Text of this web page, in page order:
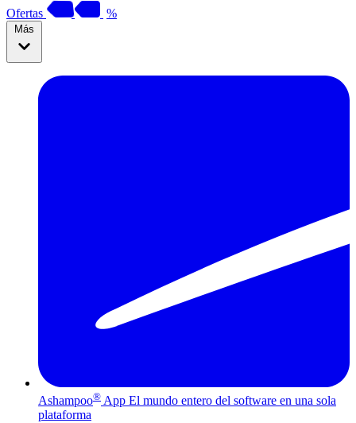
Ofertas %
Más
Ashampoo® App El mundo entero del software en una sola
plataforma